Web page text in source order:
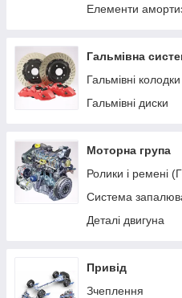
Елементи
Гальмівна
Гальмівні колодки
Гальмівні диски
Моторна група
Ролики і ремені
Система
Деталі двигуна
Привід
Зчеплення